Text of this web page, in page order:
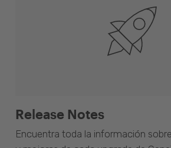
Release Notes
Encuentra toda la información